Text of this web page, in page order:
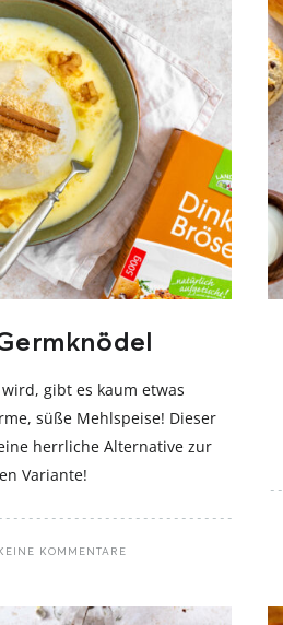
gibt es kaum etwas
süße Mehlspeise! Dieser
herrliche Alternative zur
Variante!
KOMMENTARE
DEINE E-MAIL